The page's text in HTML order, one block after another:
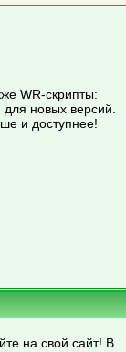
WR-скрипты:
новых версий.
и доступнее!
на свой сайт! В